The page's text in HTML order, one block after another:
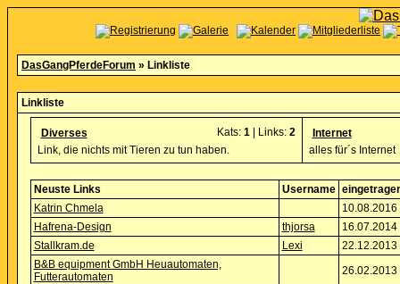
DasGangPferdeForum » Linkliste
Linkliste
Diverses Kats: 1| Links: 2
Link, die nichts mit Tieren zu tun haben.
Internet
alles für´s Internet
Neuste Links Username
Katrin Chmela
10.08.2016
Hafrena-Design
thjorsa
16.07.2014
Stallkram.de
Lexi
22.12.2013
B&B equipment GmbH Heuautomaten,
Futterautomaten
26.02.2013